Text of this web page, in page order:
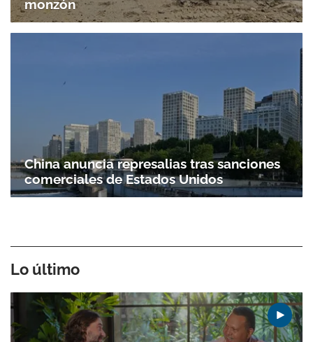
monzón
China anuncia represalias tras sanciones
comerciales de Estados Unidos
Lo último